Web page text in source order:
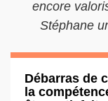
encore
Stéphane
Débarras de
la